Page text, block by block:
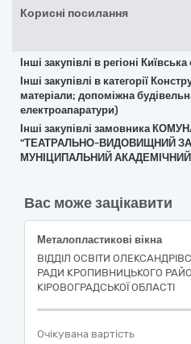
Корисні посилання
Інші закупівлі в регіоні
Інші закупівлі в категорії
матеріали; допоміжна
електроапаратури)
Інші закупівлі замовника
"ТЕАТРАЛЬНО-ВИДОВИЩНИЙ
МУНІЦИПАЛЬНИЙ
Вас може зацікавити
Металопластикові вікна
ВІДДІЛ ОСВІТИ
РАДИ КРОПИВНИЦЬКОГО
КІРОВОГРАДСЬКОЇ ОБЛАСТІ
Очікувана вартість